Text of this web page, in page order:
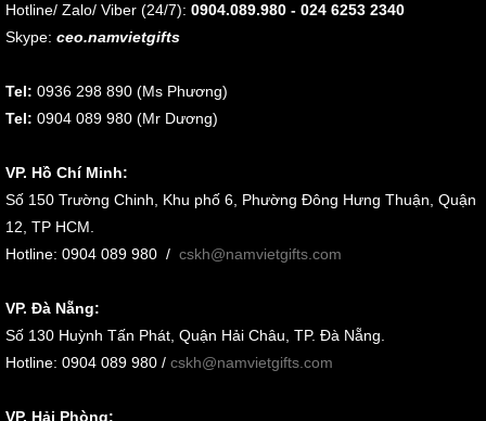
Hotline/ Zalo/ Viber (24/7): 0904.089.980 - 024 6253 2340
Skype: ceo.namvietgifts
Tel: 0936 298 890 (Ms Phương)
Tel: 0904 089 980 (Mr Dương)
VP. Hồ Chí Minh:
Số 150 Trường Chinh, Khu phố 6, Phường Đông Hưng Thuận, Quận
12, TP HCM.
Hotline: 0904 089 980 / cskh@namvietgifts.com
VP. Đà Nẵng:
Số 130 Huỳnh Tấn Phát, Quận Hải Châu, TP. Đà Nẵng.
Hotline: 0904 089 980 / cskh@namvietgifts.com
VP. Hải Phòng: